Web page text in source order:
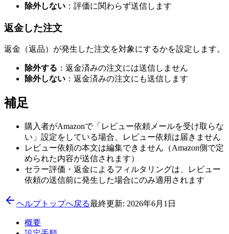
除外しない ：評価に関わらず送信します
返金した注文
返金（返品）が発生した注文を対象にするかを設定します。
除外する ：返金済みの注文には送信しません
除外しない ：返金済みの注文にも送信します
補足
購入者がAmazonで「レビュー依頼メールを受け取らな
い」設定をしている場合、レビュー依頼は届きません
レビュー依頼の本文は編集できません（Amazon側で定
められた内容が送信されます）
セラー評価・返金によるフィルタリングは、レビュー
依頼の送信前に発生した場合にのみ適用されます
ヘルプトップへ戻る最終更新: 2026年6月1日
概要